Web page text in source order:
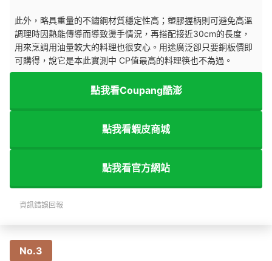
此外，略具重量的不鏽鋼材質穩定性高；塑膠握柄則可避免高溫
調理時因熱能傳導而導致燙手情況，再搭配接近30cm的長度，
用來烹調用油量較大的料理也很安心。用途廣泛卻只要銅板價即
可購得，說它是本此實測中 CP值最高的料理筷也不為過。
點我看Coupang酷澎
點我看蝦皮商城
點我看官方網站
資訊錯誤回報
No.3